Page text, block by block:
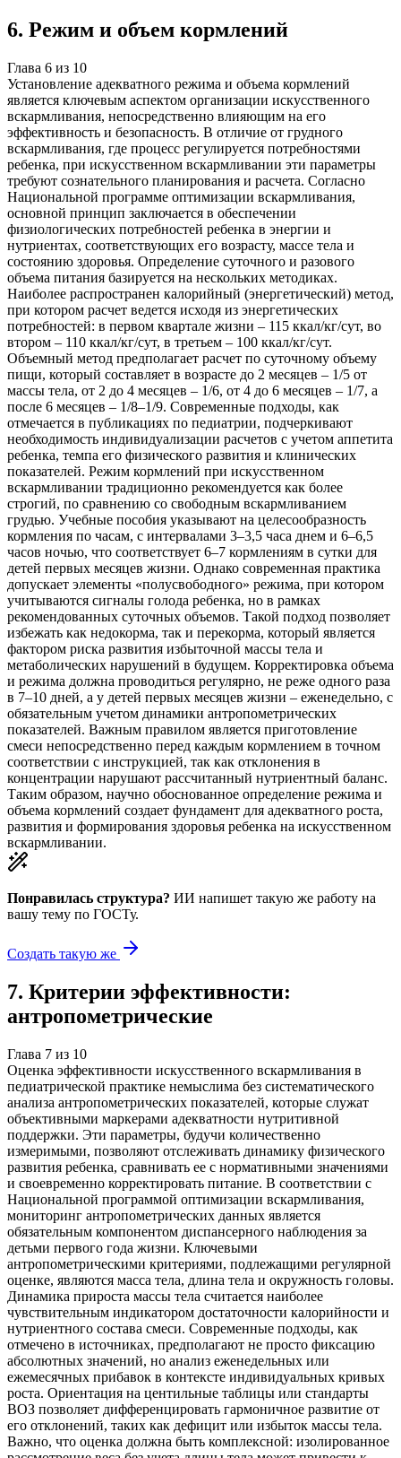
6. Режим и объем кормлений
Глава 6 из 10
Установление адекватного режима и объема кормлений
является ключевым аспектом организации искусственного
вскармливания, непосредственно влияющим на его
эффективность и безопасность. В отличие от грудного
вскармливания, где процесс регулируется потребностями
ребенка, при искусственном вскармливании эти параметры
требуют сознательного планирования и расчета. Согласно
Национальной программе оптимизации вскармливания,
основной принцип заключается в обеспечении
физиологических потребностей ребенка в энергии и
нутриентах, соответствующих его возрасту, массе тела и
состоянию здоровья. Определение суточного и разового
объема питания базируется на нескольких методиках.
Наиболее распространен калорийный (энергетический) метод,
при котором расчет ведется исходя из энергетических
потребностей: в первом квартале жизни – 115 ккал/кг/сут, во
втором – 110 ккал/кг/сут, в третьем – 100 ккал/кг/сут.
Объемный метод предполагает расчет по суточному объему
пищи, который составляет в возрасте до 2 месяцев – 1/5 от
массы тела, от 2 до 4 месяцев – 1/6, от 4 до 6 месяцев – 1/7, а
после 6 месяцев – 1/8–1/9. Современные подходы, как
отмечается в публикациях по педиатрии, подчеркивают
необходимость индивидуализации расчетов с учетом аппетита
ребенка, темпа его физического развития и клинических
показателей. Режим кормлений при искусственном
вскармливании традиционно рекомендуется как более
строгий, по сравнению со свободным вскармливанием
грудью. Учебные пособия указывают на целесообразность
кормления по часам, с интервалами 3–3,5 часа днем и 6–6,5
часов ночью, что соответствует 6–7 кормлениям в сутки для
детей первых месяцев жизни. Однако современная практика
допускает элементы «полусвободного» режима, при котором
учитываются сигналы голода ребенка, но в рамках
рекомендованных суточных объемов. Такой подход позволяет
избежать как недокорма, так и перекорма, который является
фактором риска развития избыточной массы тела и
метаболических нарушений в будущем. Корректировка объема
и режима должна проводиться регулярно, не реже одного раза
в 7–10 дней, а у детей первых месяцев жизни – еженедельно, с
обязательным учетом динамики антропометрических
показателей. Важным правилом является приготовление
смеси непосредственно перед каждым кормлением в точном
соответствии с инструкцией, так как отклонения в
концентрации нарушают рассчитанный нутриентный баланс.
Таким образом, научно обоснованное определение режима и
объема кормлений создает фундамент для адекватного роста,
развития и формирования здоровья ребенка на искусственном
вскармливании.
Понравилась структура? ИИ напишет такую же работу на
вашу тему по ГОСТу.
Создать такую же
7. Критерии эффективности:
антропометрические
Глава 7 из 10
Оценка эффективности искусственного вскармливания в
педиатрической практике немыслима без систематического
анализа антропометрических показателей, которые служат
объективными маркерами адекватности нутритивной
поддержки. Эти параметры, будучи количественно
измеримыми, позволяют отслеживать динамику физического
развития ребенка, сравнивать ее с нормативными значениями
и своевременно корректировать питание. В соответствии с
Национальной программой оптимизации вскармливания,
мониторинг антропометрических данных является
обязательным компонентом диспансерного наблюдения за
детьми первого года жизни. Ключевыми
антропометрическими критериями, подлежащими регулярной
оценке, являются масса тела, длина тела и окружность головы.
Динамика прироста массы тела считается наиболее
чувствительным индикатором достаточности калорийности и
нутриентного состава смеси. Современные подходы, как
отмечено в источниках, предполагают не просто фиксацию
абсолютных значений, но анализ еженедельных или
ежемесячных прибавок в контексте индивидуальных кривых
роста. Ориентация на центильные таблицы или стандарты
ВОЗ позволяет дифференцировать гармоничное развитие от
его отклонений, таких как дефицит или избыток массы тела.
Важно, что оценка должна быть комплексной: изолированное